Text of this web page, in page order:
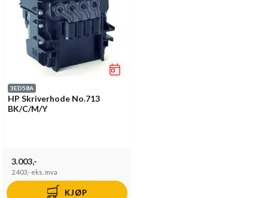
3ED58A
HP Skriverhode No.713
BK/C/M/Y
3.003,-
2.403,- eks. mva
KJØP